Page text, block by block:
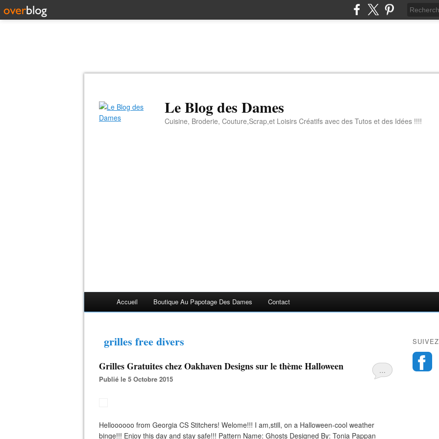
Le Blog des Dames
Cuisine, Broderie, Couture,Scrap,et Loisirs Créatifs avec des Tutos et des Idées !!!!
Accueil Boutique Au Papotage Des Dames Contact
grilles free divers
…
Grilles Gratuites chez Oakhaven Designs sur le thème Halloween
Publié le 5 Octobre 2015
Helloooooo from Georgia CS Stitchers! Welome!!! I am,still, on a Halloween-cool weather
binge!!! Enjoy this day and stay safe!!! Pattern Name: Ghosts Designed By: Tonia Pappan